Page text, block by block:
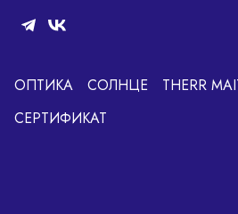
ОПТИКА СОЛНЦЕ THERR
СЕРТИФИКАТ